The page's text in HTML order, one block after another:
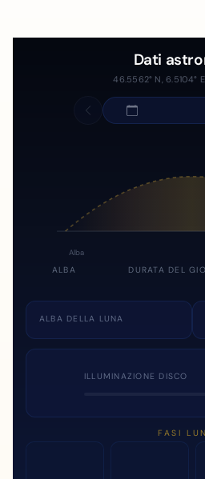
Dati
46.5562° N, 6.5104°
Alba
ALBA DURATA DEL
ALBA DELLA LUNA
ILLUMINAZIONE DISCO
FASI